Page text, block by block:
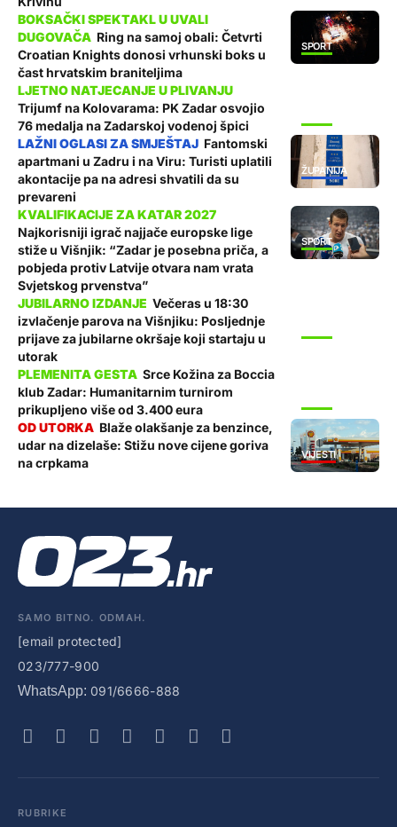
SPORT
Ring na samoj obali: Četvrti
Croatian Knights donosi vrhunski boks u
čast hrvatskim braniteljima
Trijumf na Kolovarama: PK Zadar osvojio
76 medalja na Zadarskoj vodenoj špici
ŽUPANIJA
Fantomski
apartmani u Zadru i na Viru: Turisti uplatili
akontacije pa na adresi shvatili da su
prevareni
SPORT
Najkorisniji igrač najjače europske lige
stiže u Višnjik: “Zadar je posebna priča, a
pobjeda protiv Latvije otvara nam vrata
Svjetskog prvenstva”
Večeras u 18:30
izvlačenje parova na Višnjiku: Posljednje
prijave za jubilarne okršaje koji startaju u
utorak
Srce Kožina za Boccia
klub Zadar: Humanitarnim turnirom
prikupljeno više od 3.400 eura
VIJESTI
Blaže olakšanje za benzince,
udar na dizelaše: Stižu nove cijene goriva
na crpkama
SAMO BITNO. ODMAH.
[email protected]
023/777-900
WhatsApp: 091/6666-888
RUBRIKE